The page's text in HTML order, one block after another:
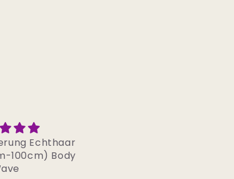
Versand
Haare